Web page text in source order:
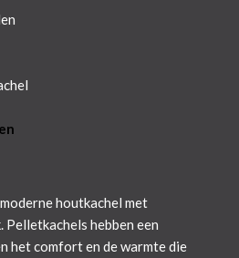
houtkachel met
hebben een
het comfort en de warmte die